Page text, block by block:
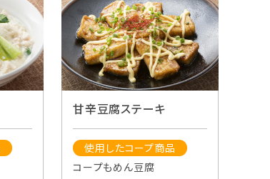
甘辛豆腐ステーキ
使用したコープ商品
コープもめん豆腐